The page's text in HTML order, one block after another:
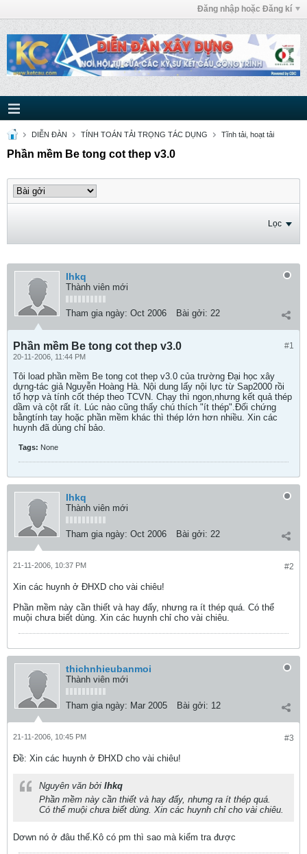
Đăng nhập hoặc Đăng kí
DIỄN ĐÀN TÍNH TOÁN TẢI TRỌNG TÁC DỤNG Tĩnh tải, hoạt tải
Phần mềm Be tong cot thep v3.0
Lọc
lhkq
Thành viên mới
Tham gia ngày: Oct 2006 Bài gởi: 22
#1
Phần mềm Be tong cot thep v3.0
20-11-2006, 11:44 PM
Tôi load phần mềm Be tong cot thep v3.0 của trường Đại học xây
dựng-tác giả Nguyễn Hoàng Hà. Nội dung lấy nội lực từ Sap2000 rồi
tổ hợp và tính cốt thép theo TCVN. Chạy thì ngon,nhưng kết quả thép
dầm và cột rất ít. Lúc nào cũng thấy chú thích "ít thép".Đối chứng
bằngtính tay hoặc phần mềm khác thì thép lớn hơn nhiều. Xin các
huynh đã dùng chỉ bảo.
Tags: None
lhkq
Thành viên mới
Tham gia ngày: Oct 2006 Bài gởi: 22
#2
21-11-2006, 10:37 PM
Xin các huynh ở ĐHXD cho vài chiêu!
Phần mềm này cần thiết và hay đấy, nhưng ra ít thép quá. Có thể
muội chưa biết dùng. Xin các huynh chỉ cho vài chiêu.
thichnhieubanmoi
Thành viên mới
Tham gia ngày: Mar 2005 Bài gởi: 12
#3
21-11-2006, 10:45 PM
Ðề: Xin các huynh ở ĐHXD cho vài chiêu!
Nguyên văn bởi lhkq
Phần mềm này cần thiết và hay đấy, nhưng ra ít thép quá.
Có thể muội chưa biết dùng. Xin các huynh chỉ cho vài chiêu.
Dơwn nó ở đâu thế.Kô có pm thì sao mà kiểm tra được